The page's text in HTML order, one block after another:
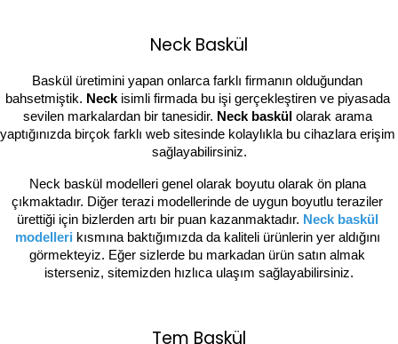
Neck Baskül
Baskül üretimini yapan onlarca farklı firmanın olduğundan
bahsetmiştik. Neck isimli firmada bu işi gerçekleştiren ve piyasada
sevilen markalardan bir tanesidir. Neck baskül olarak arama
yaptığınızda birçok farklı web sitesinde kolaylıkla bu cihazlara erişim
sağlayabilirsiniz.
Neck baskül modelleri genel olarak boyutu olarak ön plana
çıkmaktadır. Diğer terazi modellerinde de uygun boyutlu teraziler
ürettiği için bizlerden artı bir puan kazanmaktadır. Neck baskül
modelleri kısmına baktığımızda da kaliteli ürünlerin yer aldığını
görmekteyiz. Eğer sizlerde bu markadan ürün satın almak
isterseniz, sitemizden hızlıca ulaşım sağlayabilirsiniz.
Tem Baskül